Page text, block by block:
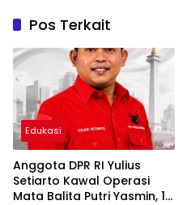
Pos Terkait
Edukasi
Anggota DPR RI Yulius
Setiarto Kawal Operasi
Mata Balita Putri Yasmin, 10